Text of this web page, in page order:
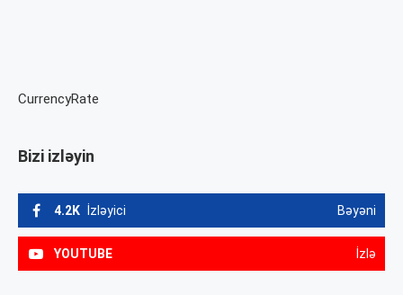
CurrencyRate
Bizi izləyin
4.2K İzləyici Bəyəni
YOUTUBE İzlə